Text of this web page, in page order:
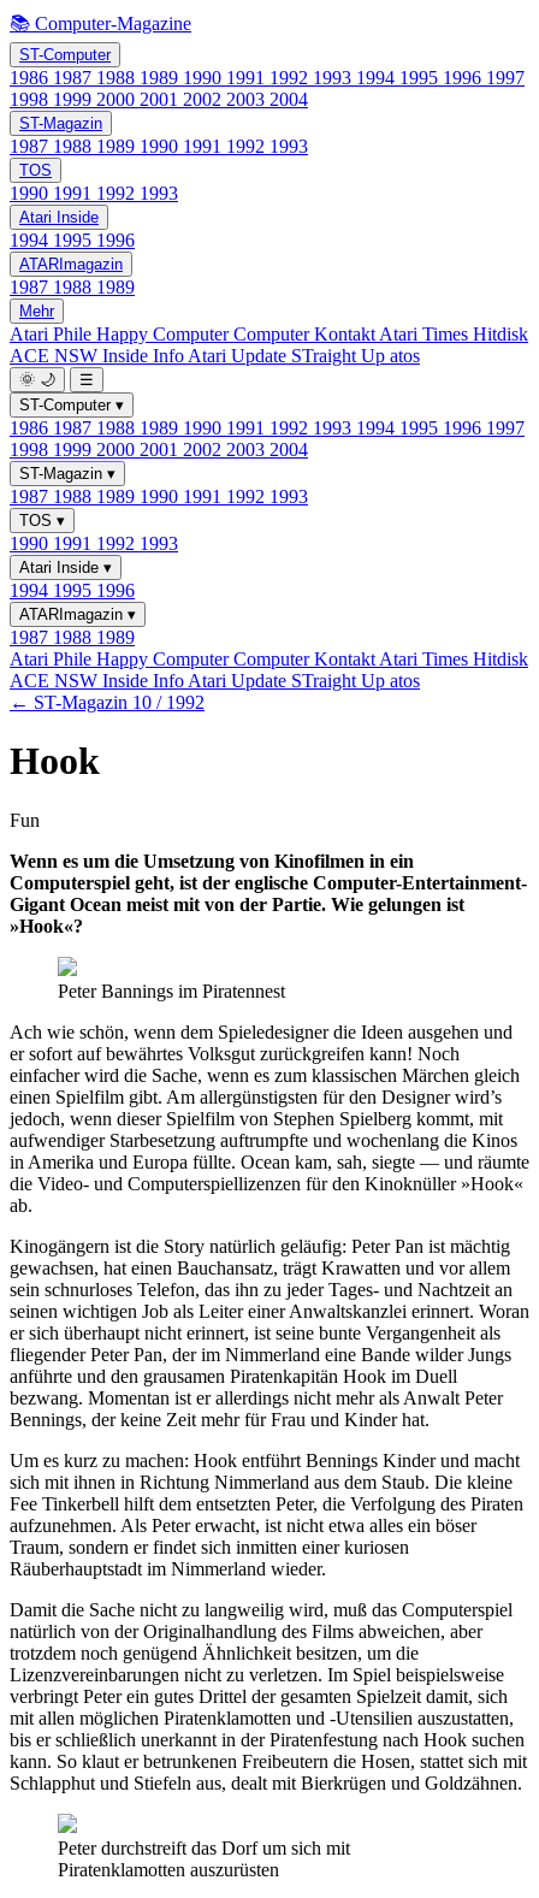
📚 Computer-Magazine
ST-Computer
1986 1987 1988 1989 1990 1991 1992 1993 1994 1995 1996 1997
1998 1999 2000 2001 2002 2003 2004
ST-Magazin
1987 1988 1989 1990 1991 1992 1993
TOS
1990 1991 1992 1993
Atari Inside
1994 1995 1996
ATARImagazin
1987 1988 1989
Mehr
Atari Phile Happy ComputerComputer Kontakt Atari Times Hitdisk
ACE NSW Inside Info Atari Update STraight Up atos
🌞 🌙
☰
ST-Computer ▾
1986 1987 1988 1989 1990 1991 1992 1993 1994 1995 1996 1997
1998 1999 2000 2001 2002 2003 2004
ST-Magazin ▾
1987 1988 1989 1990 1991 1992 1993
TOS ▾
1990 1991 1992 1993
Atari Inside ▾
1994 1995 1996
ATARImagazin ▾
1987 1988 1989
Atari Phile Happy ComputerComputer Kontakt Atari Times Hitdisk
ACE NSW Inside Info Atari Update STraight Up atos
← ST-Magazin 10 / 1992
Hook
Fun
Wenn es um die Umsetzung von Kinofilmen in ein
Computerspiel geht, ist der englische Computer-Entertainment-
Gigant Ocean meist mit von der Partie. Wie gelungen ist
»Hook«?
Peter Bannings im Piratennest
Ach wie schön, wenn dem Spieledesigner die Ideen ausgehen und
er sofort auf bewährtes Volksgut zurückgreifen kann! Noch
einfacher wird die Sache, wenn es zum klassischen Märchen gleich
einen Spielfilm gibt. Am allergünstigsten für den Designer wird’s
jedoch, wenn dieser Spielfilm von Stephen Spielberg kommt, mit
aufwendiger Starbesetzung auftrumpfte und wochenlang die Kinos
in Amerika und Europa füllte. Ocean kam, sah, siegte — und räumte
die Video- und Computerspiellizenzen für den Kinoknüller »Hook«
ab.
Kinogängern ist die Story natürlich geläufig: Peter Pan ist mächtig
gewachsen, hat einen Bauchansatz, trägt Krawatten und vor allem
sein schnurloses Telefon, das ihn zu jeder Tages- und Nachtzeit an
seinen wichtigen Job als Leiter einer Anwaltskanzlei erinnert. Woran
er sich überhaupt nicht erinnert, ist seine bunte Vergangenheit als
fliegender Peter Pan, der im Nimmerland eine Bande wilder Jungs
anführte und den grausamen Piratenkapitän Hook im Duell
bezwang. Momentan ist er allerdings nicht mehr als Anwalt Peter
Bennings, der keine Zeit mehr für Frau und Kinder hat.
Um es kurz zu machen: Hook entführt Bennings Kinder und macht
sich mit ihnen in Richtung Nimmerland aus dem Staub. Die kleine
Fee Tinkerbell hilft dem entsetzten Peter, die Verfolgung des Piraten
aufzunehmen. Als Peter erwacht, ist nicht etwa alles ein böser
Traum, sondern er findet sich inmitten einer kuriosen
Räuberhauptstadt im Nimmerland wieder.
Damit die Sache nicht zu langweilig wird, muß das Computerspiel
natürlich von der Originalhandlung des Films abweichen, aber
trotzdem noch genügend Ähnlichkeit besitzen, um die
Lizenzvereinbarungen nicht zu verletzen. Im Spiel beispielsweise
verbringt Peter ein gutes Drittel der gesamten Spielzeit damit, sich
mit allen möglichen Piratenklamotten und -Utensilien auszustatten,
bis er schließlich unerkannt in der Piratenfestung nach Hook suchen
kann. So klaut er betrunkenen Freibeutern die Hosen, stattet sich mit
Schlapphut und Stiefeln aus, dealt mit Bierkrügen und Goldzähnen.
Peter durchstreift das Dorf um sich mit
Piratenklamotten auszurüsten